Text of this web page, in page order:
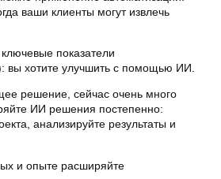
ваши клиенты могут извлечь
показатели
вы хотите улучшить с помощью ИИ.
решение, сейчас очень много
ИИ решения постепенно:
анализируйте результаты и
и опыте расширяйте